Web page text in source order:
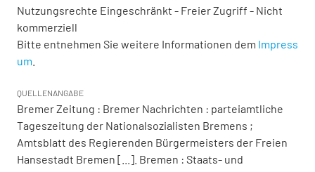
Nutzungsrechte Eingeschränkt - Freier Zugriff - Nicht
kommerziell
Bitte entnehmen Sie weitere Informationen dem Impress
um
QUELLENANGABE
Bremer Zeitung : Bremer Nachrichten : parteiamtliche
Tageszeitung der Nationalsozialisten Bremens ;
Amtsblatt des Regierenden Bürgermeisters der Freien
Hansestadt Bremen [...]. Bremen : Staats- und